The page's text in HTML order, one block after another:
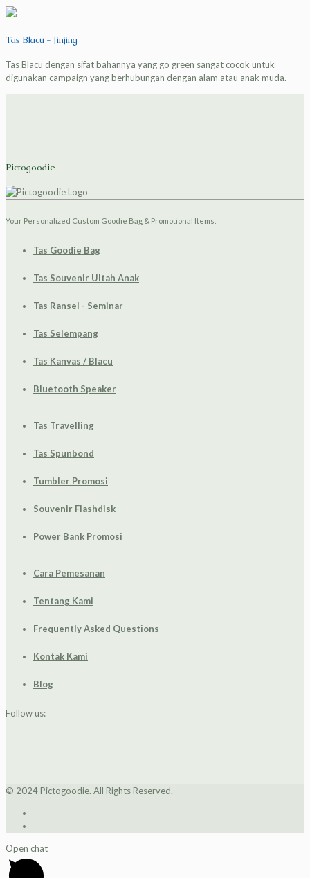
Tas Blacu - Jinjing
Tas Blacu dengan sifat bahannya yang go green sangat cocok untuk
digunakan campaign yang berhubungan dengan alam atau anak muda.
Pictogoodie
Your Personalized Custom Goodie Bag & Promotional Items.
Tas Goodie Bag
Tas Souvenir Ultah Anak
Tas Ransel - Seminar
Tas Selempang
Tas Kanvas / Blacu
Bluetooth Speaker
Tas Travelling
Tas Spunbond
Tumbler Promosi
Souvenir Flashdisk
Power Bank Promosi
Cara Pemesanan
Tentang Kami
Frequently Asked Questions
Kontak Kami
Blog
Follow us:
© 2024 Pictogoodie. All Rights Reserved.
Open chat